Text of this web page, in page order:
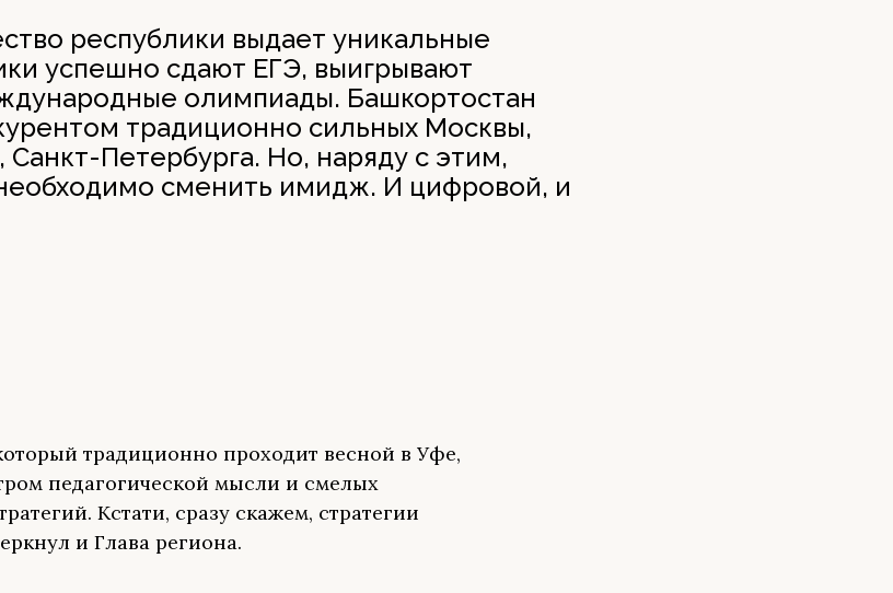
республики выдает уникальные
успешно сдают ЕГЭ, выигрывают
олимпиады. Башкортостан
традиционно сильных Москвы,
Санкт-Петербурга. Но, наряду с этим,
сменить имидж. И цифровой, и
традиционно проходит весной в Уфе,
педагогической мысли и смелых
Кстати, сразу скажем, стратегии
и Глава региона.